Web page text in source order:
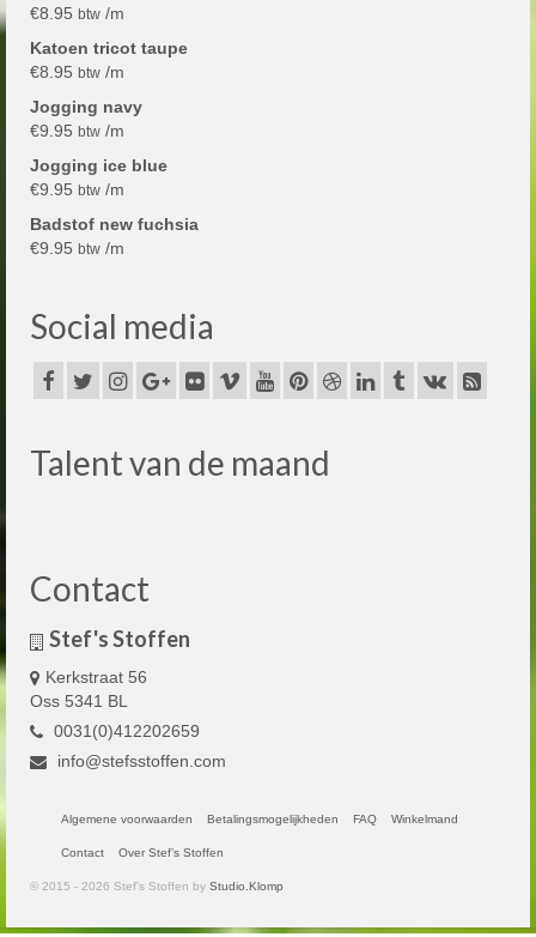
€8.95 btw /m
Katoen tricot taupe
€8.95 btw /m
Jogging navy
€9.95 btw /m
Jogging ice blue
€9.95 btw /m
Badstof new fuchsia
€9.95 btw /m
Social media
Talent van de maand
Contact
Stef's Stoffen
Kerkstraat 56
Oss 5341 BL
0031(0)412202659
info@stefsstoffen.com
Algemene voorwaarden Betalingsmogelijkheden FAQ Winkelmand
Contact Over Stef’s Stoffen
© 2015 - 2026 Stef's Stoffen by Studio.Klomp